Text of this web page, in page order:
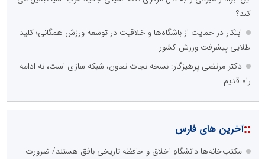
کند؟
ابتکار در حمایت از باشگاه‌ها و خلاقیت در توسعه ورزش همگانی؛ کلید
طلایی پیشرفت ورزش کشور
دکتر مرتضی پرهیزگار: نسخه نجات تعاون، شبکه سازی است، نه ادامه
راه قدیم
::آخرین های فارس
مکتب‌خانه‌ها دانشگاهِ اخلاق و حافظه تاریخی بافق هستند/ ضرورت